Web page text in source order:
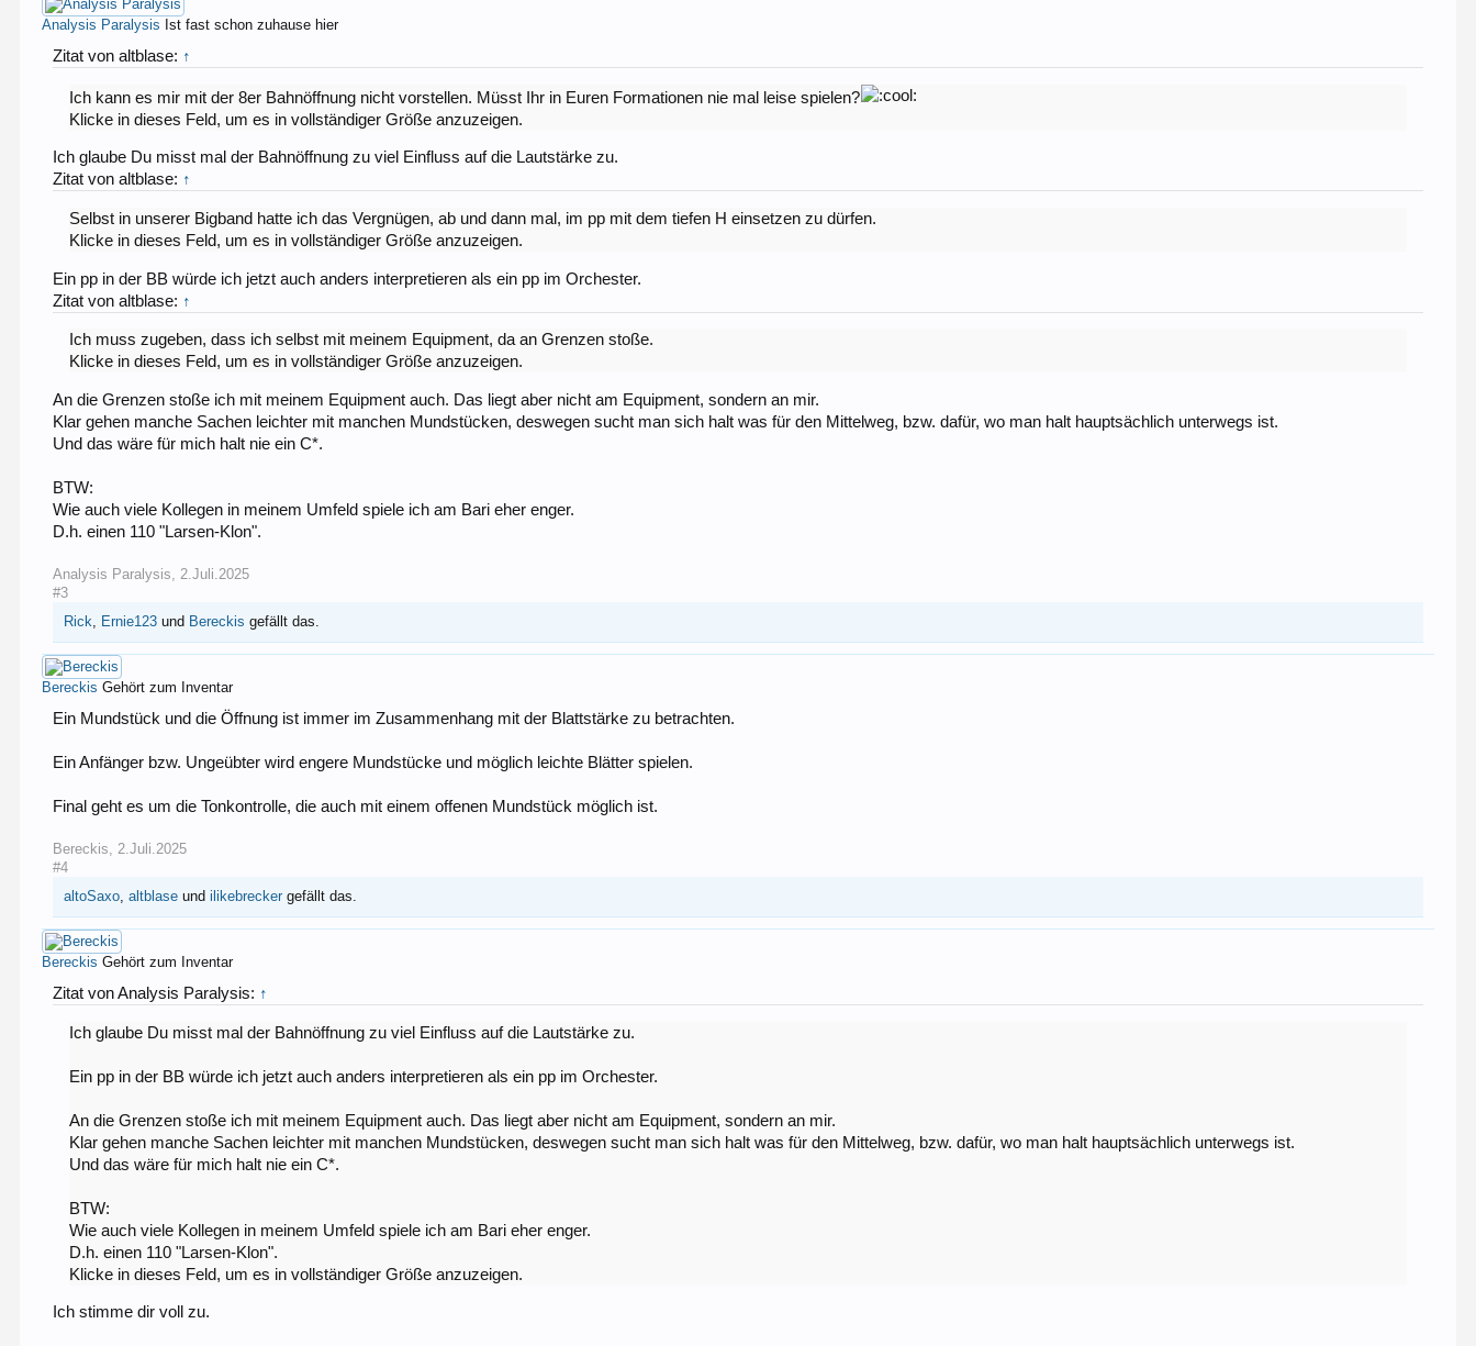
Analysis Paralysis Ist fast schon zuhause hier
Zitat von altblase: ↑
Ich kann es mir mit der 8er Bahnöffnung nicht vorstellen. Müsst Ihr in Euren Formationen nie mal leise spielen?
Klicke in dieses Feld, um es in vollständiger Größe anzuzeigen.
Ich glaube Du misst mal der Bahnöffnung zu viel Einfluss auf die Lautstärke zu.
Zitat von altblase: ↑
Selbst in unserer Bigband hatte ich das Vergnügen, ab und dann mal, im pp mit dem tiefen H einsetzen zu dürfen.
Klicke in dieses Feld, um es in vollständiger Größe anzuzeigen.
Ein pp in der BB würde ich jetzt auch anders interpretieren als ein pp im Orchester.
Zitat von altblase: ↑
Ich muss zugeben, dass ich selbst mit meinem Equipment, da an Grenzen stoße.
Klicke in dieses Feld, um es in vollständiger Größe anzuzeigen.
An die Grenzen stoße ich mit meinem Equipment auch. Das liegt aber nicht am Equipment, sondern an mir.
Klar gehen manche Sachen leichter mit manchen Mundstücken, deswegen sucht man sich halt was für den Mittelweg, bzw. dafür, wo man halt hauptsächlich unterwegs ist.
Und das wäre für mich halt nie ein C*.
BTW:
Wie auch viele Kollegen in meinem Umfeld spiele ich am Bari eher enger.
D.h. einen 110 "Larsen-Klon".
Analysis Paralysis
2.Juli.2025
#3
Rick
Ernie123 und Bereckis gefällt das.
Bereckis Gehört zum Inventar
Ein Mundstück und die Öffnung ist immer im Zusammenhang mit der Blattstärke zu betrachten.
Ein Anfänger bzw. Ungeübter wird engere Mundstücke und möglich leichte Blätter spielen.
Final geht es um die Tonkontrolle, die auch mit einem offenen Mundstück möglich ist.
Bereckis
2.Juli.2025
#4
altoSaxo ,altblase undilikebrecker gefällt das.
Bereckis Gehört zum Inventar
Zitat von Analysis Paralysis: ↑
Ich glaube Du misst mal der Bahnöffnung zu viel Einfluss auf die Lautstärke zu.
Ein pp in der BB würde ich jetzt auch anders interpretieren als ein pp im Orchester.
An die Grenzen stoße ich mit meinem Equipment auch. Das liegt aber nicht am Equipment, sondern an mir.
Klar gehen manche Sachen leichter mit manchen Mundstücken, deswegen sucht man sich halt was für den Mittelweg, bzw. dafür, wo man halt hauptsächlich unterwegs ist.
Und das wäre für mich halt nie ein C*.
BTW:
Wie auch viele Kollegen in meinem Umfeld spiele ich am Bari eher enger.
D.h. einen 110 "Larsen-Klon".
Klicke in dieses Feld, um es in vollständiger Größe anzuzeigen.
Ich stimme dir voll zu.